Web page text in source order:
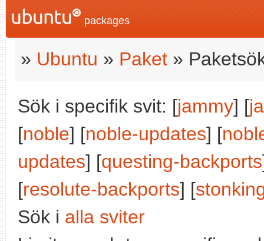
packages
» Ubuntu » Paket »
Sök i specifik svit: [jammy] [
[noble] [noble-updates] [
updates] [questing-backports
[resolute-backports] [
Sök i alla sviter